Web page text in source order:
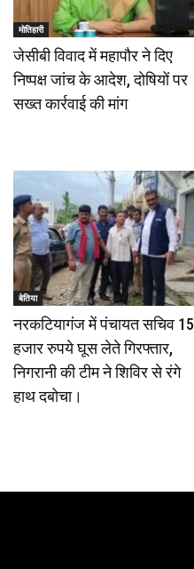
मोतिहारी
जेसीबी विवाद में महापौर ने दिए
निष्पक्ष जांच के आदेश, दोषियों पर
सख्त कार्रवाई की मांग
बेतिया
नरकटियागंज में पंचायत सचिव 15
हजार रुपये घूस लेते गिरफ्तार,
निगरानी की टीम ने शिविर से रंगे
हाथ दबोचा।